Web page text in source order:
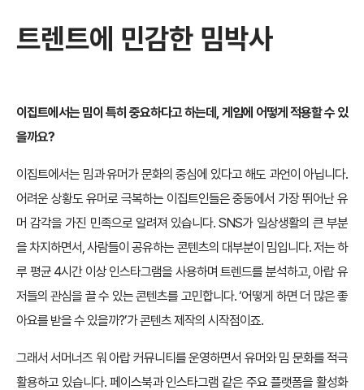
트렌트에 민감한 밈박사
이집트에서는 밈이 특히 중요하다고 하는데, 게임에 어떻게 적용할 수 있
을까요?
이집트에서는 밈과 유머가 문화의 중심에 있다고 해도 과언이 아닙니다.
어려운 상황도 유머로 극복하는 이집트인들은 중동에서 가장 뛰어난 유
머 감각을 가진 민족으로 알려져 있습니다. SNS가 일상생활의 큰 부분
을 차지하면서, 사람들이 공유하는 콘텐츠의 대부분이 밈입니다. 저는 하
루 평균 4시간 이상 인스타그램을 사용하며 트렌드를 분석하고, 아랍 유
저들의 관심을 끌 수 있는 콘텐츠를 고민합니다. ‘어떻게 하면 더 많은 좋
아요를 받을 수 있을까?’가 콘텐츠 제작의 시작점이죠.
그래서 서머너즈 워 아랍 커뮤니티를 운영하면서 유머와 밈 문화를 적극
활용하고 있습니다. 페이스북과 인스타그램 같은 주요 플랫폼을 활성화